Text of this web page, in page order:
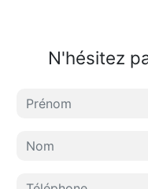
N'hésitez